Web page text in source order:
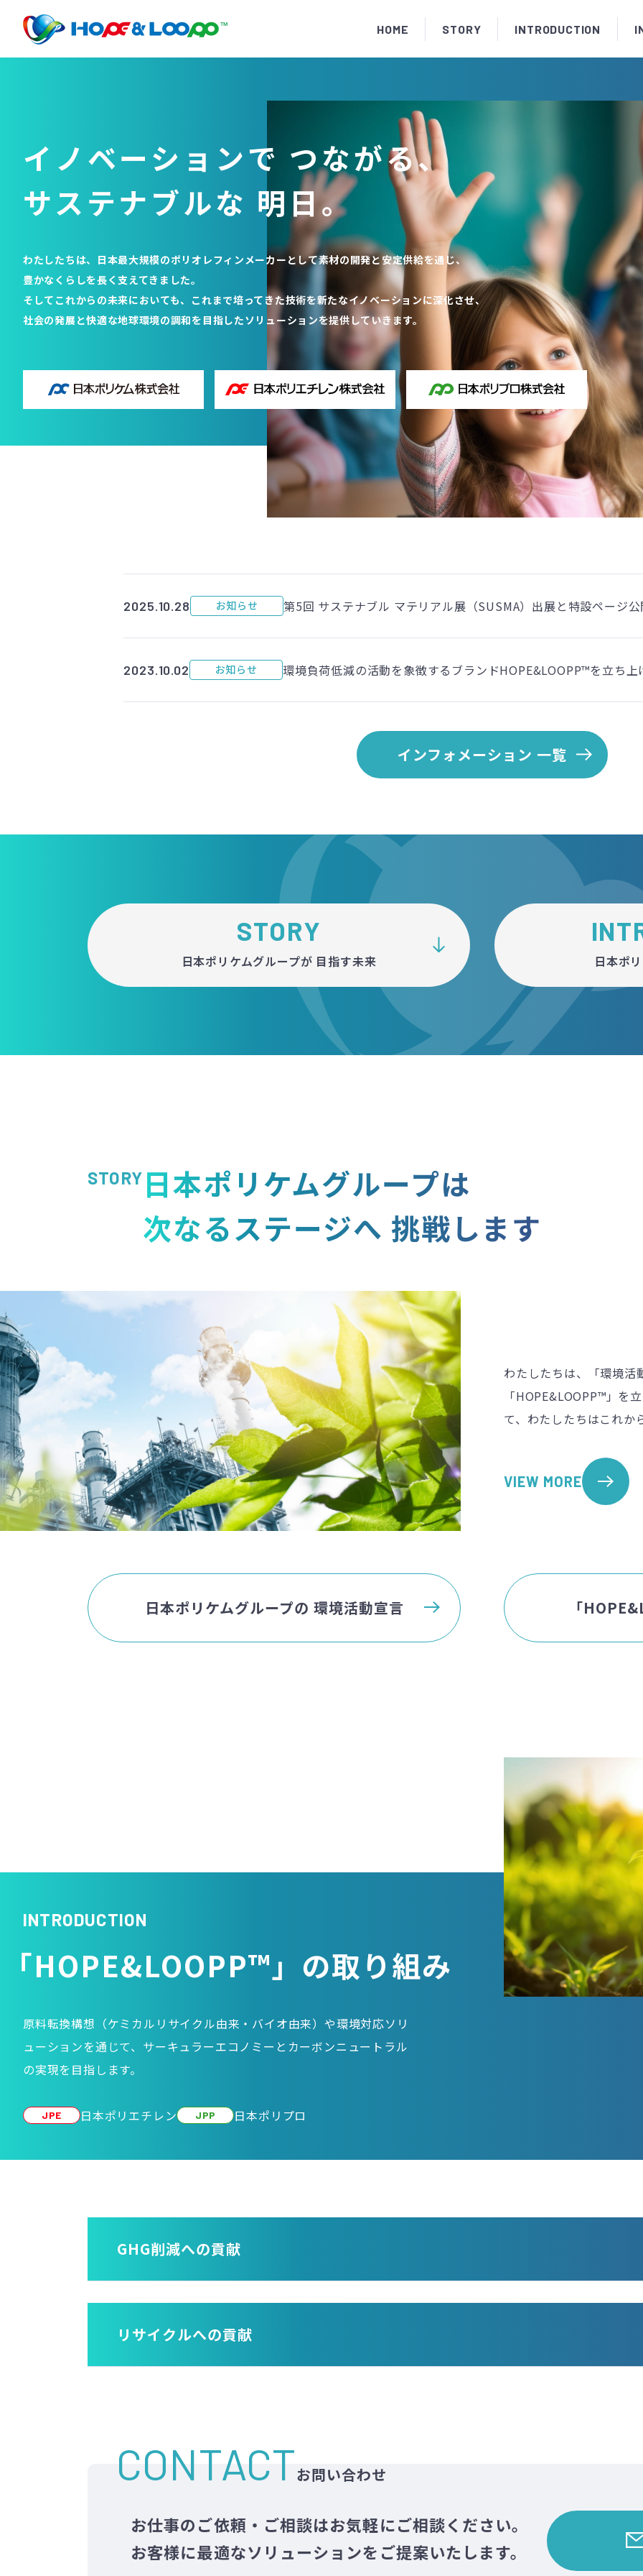
HOME STORY INTRODUCTION
イノベーションで つながる、
サステナブルな 明日。
わたしたちは、日本最大規模のポリオレフィンメーカーとして素材の開発と安定供給を通じ、
豊かなくらしを長く支えてきました。
そしてこれからの未来においても、これまで培ってきた技術を新たなイノベーションに深化させ、
社会の発展と快適な地球環境の調和を目指したソリューションを提供していきます。
2025.10.28 お知らせ 第5回 サステナブル マテリアル展（SUSMA）出展と特設ページ
2023.10.02 お知らせ 環境負荷低減の活動を象徴するブランドHOPE&LOOPP™を立ち上
インフォメーション 一覧
STORY
日本ポリケムグループが 目指す未来 日本ポ
STORY 日本ポリケムグループは
次なるステージへ 挑戦します
わたしたちは、「環境活
「HOPE&LOOPP™」を
て、わたしたちはこれか
VIEW MORE
日本ポリケムグループの 環境活動宣言 「
INTRODUCTION
「HOPE&LOOPP™」の取り組み
原料転換構想（ケミカルリサイクル由来・バイオ由来）や環境対応ソリ
ューションを通じて、サーキュラーエコノミーとカーボンニュートラル
の実現を目指します。
JPE 日本ポリエチレン JPP 日本ポリプロ
GHG削減への貢献
01軽量化・リデュース
製品名・技術 JPP
使用するプラスチック量を削減し、製
製品名・技術
使用するフィルム自体を薄くすること
が可能となりプラスチック使用量を削
紙
包
リサイクルへの貢献
CONTACTお問い合わせ
お仕事のご依頼・ご相談はお気軽にご相談ください。
お客様に最適なソリューションをご提案いたします。